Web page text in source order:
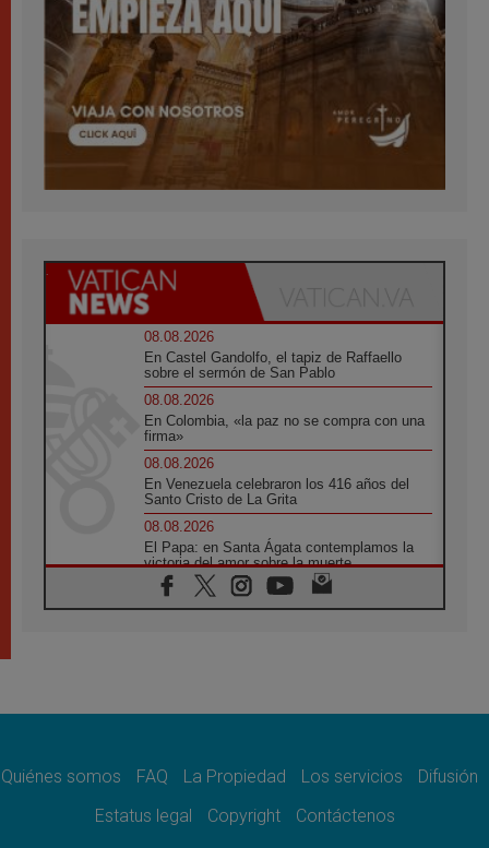
08.08.2026
En Castel Gandolfo, el tapiz de Raffaello
sobre el sermón de San Pablo
08.08.2026
En Colombia, «la paz no se compra con una
firma»
08.08.2026
En Venezuela celebraron los 416 años del
Santo Cristo de La Grita
08.08.2026
El Papa: en Santa Ágata contemplamos la
victoria del amor sobre la muerte
08.08.2026
León XIV visitará el Santuario de la Madre
07.08.2026
07.08.2026
el compromiso del cristiano"
Quiénes somos FAQ La Propiedad Los servicios
Difusión
Estatus legal
Copyright Contáctenos